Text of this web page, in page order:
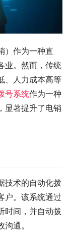
）作为一种直
业。然而，传统
、人力成本高等
号系统作为一种
显著提升了电销
技术的自动化拨
户。该系统通过
时间，并自动拨
通。